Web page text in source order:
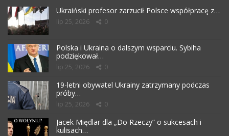
Ukraiński profesor zarzucił Polsce współpracę z…
lip 25, 2026 0
Polska i Ukraina o dalszym wsparciu. Sybiha
podziękował…
lip 25, 2026 0
19-letni obywatel Ukrainy zatrzymany podczas
próby…
lip 25, 2026 0
Jacek Międlar dla „Do Rzeczy” o sukcesach i
kulisach…